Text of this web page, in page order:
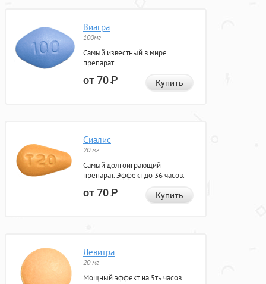
Виагра
100мг
Самый известный в мире
препарат
от 70Р Купить
Сиалис
20 мг
Самый долгоиграющий
препарат. Эффект до 36 часов.
от 70Р Купить
Левитра
20 мг
Мощный эффект на 5ть часов.